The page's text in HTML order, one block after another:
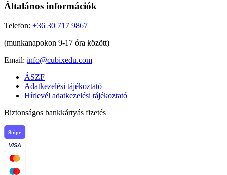
Általános információk
Telefon: +36 30 717 9867
(munkanapokon 9-17 óra között)
Email: info@cubixedu.com
ÁSZF
Adatkezelési tájékoztató
Hírlevél adatkezelési tájékoztató
Biztonságos bankkártyás fizetés
Stripe
VISA